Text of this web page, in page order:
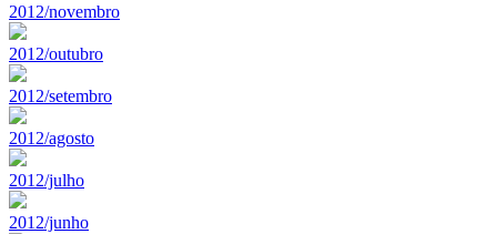
2012/novembro
2012/outubro
2012/setembro
2012/agosto
2012/julho
2012/junho